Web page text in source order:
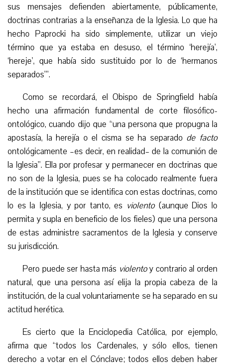
sus mensajes defienden abiertamente, públicamente,
doctrinas contrarias a la enseñanza de la Iglesia. Lo que ha
hecho Paprocki ha sido simplemente, utilizar un viejo
término que ya estaba en desuso, el término ‘herejía’,
‘hereje’, que había sido sustituido por lo de ‘hermanos
separados’”.
Como se recordará, el Obispo de Springfield había
hecho una afirmación fundamental de corte filosófico-
ontológico, cuando dijo que “una persona que propugna la
apostasía, la herejía o el cisma se ha separado de facto
ontológicamente –es decir, en realidad– de la comunión de
la Iglesia”. Ella por profesar y permanecer en doctrinas que
no son de la Iglesia, pues se ha colocado realmente fuera
de la institución que se identifica con estas doctrinas, como
lo es la Iglesia, y por tanto, es violento(aunque Dios lo
permita y supla en beneficio de los fieles) que una persona
de estas administre sacramentos de la Iglesia y conserve
su jurisdicción.
Pero puede ser hasta más violentoy contrario al orden
natural, que una persona así elija la propia cabeza de la
institución, de la cual voluntariamente se ha separado en su
actitud herética.
Es cierto que la Enciclopedia Católica, por ejemplo,
afirma que “todos los Cardenales, y sólo ellos, tienen
derecho a votar en el Cónclave; todos ellos deben haber